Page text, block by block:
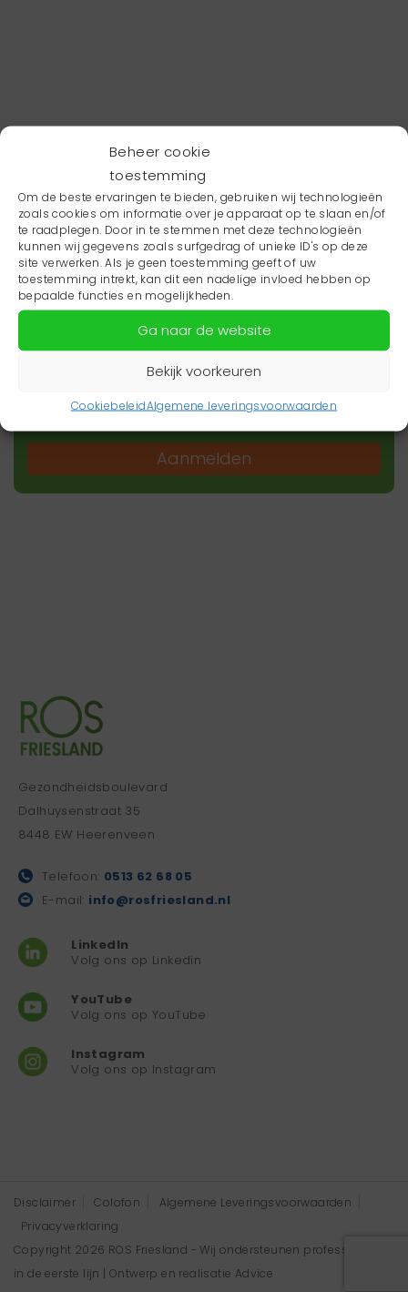
Beheer cookie
toestemming
Om de beste ervaringen te bieden, gebruiken wij technologieën
zoals cookies om informatie over je apparaat op te slaan en/of
te raadplegen. Door in te stemmen met deze technologieën
kunnen wij gegevens zoals surfgedrag of unieke ID's op deze
site verwerken. Als je geen toestemming geeft of uw
toestemming intrekt, kan dit een nadelige invloed hebben op
bepaalde functies en mogelijkheden.
Ga naar de website
Bekijk voorkeuren
CookiebeleidAlgemene leveringsvoorwaarden
Wil je niets missen?
Wil je op de hoogte blijven van het laatste
zorgnieuws in jouw regio? Schrijf je dan in voor
onze nieuwsbrief.
Aanmelden
Gezondheidsboulevard
Dalhuysenstraat 35
8448 EW Heerenveen
Telefoon: 0513 62 68 05
E-mail: info@rosfriesland.nl
LinkedIn
Volg ons op Linkedin
YouTube
Volg ons op YouTube
Instagram
Volg ons op Instagram
Disclaimer Colofon
Algemene Leveringsvoorwaarden
Privacyverklaring
Copyright 2026 ROS Friesland - Wij ondersteunen professionals
in de eerste lijn | Ontwerp en realisatie Advice